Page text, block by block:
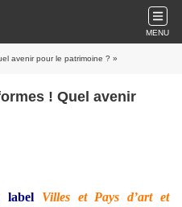
MENU
avenir pour le patrimoine ? »
! Quel avenir
label Villes et Pays d’art et